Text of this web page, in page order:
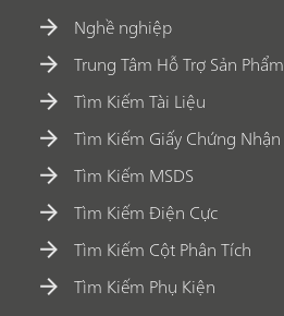
Nghề nghiệp
Trung Tâm Hỗ Trợ Sản Phẩm
Tìm Kiếm Tài Liệu
Tìm Kiếm Giấy Chứng Nhận
Tìm Kiếm MSDS
Tìm Kiếm Điện Cực
Tìm Kiếm Cột Phân Tích
Tìm Kiếm Phụ Kiện